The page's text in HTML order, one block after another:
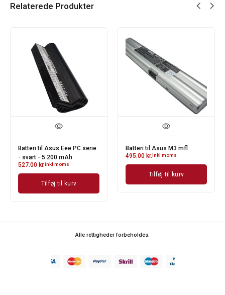
Relaterede Produkter
Batteri til Asus Eee PC serie
- svart - 5.200 mAh
527.00 kr.inkl moms
Tilføj til kurv
Batteri til Asus M3 mfl
495.00 kr.inkl moms
Tilføj til kurv
Alle rettigheder forbeholdes.